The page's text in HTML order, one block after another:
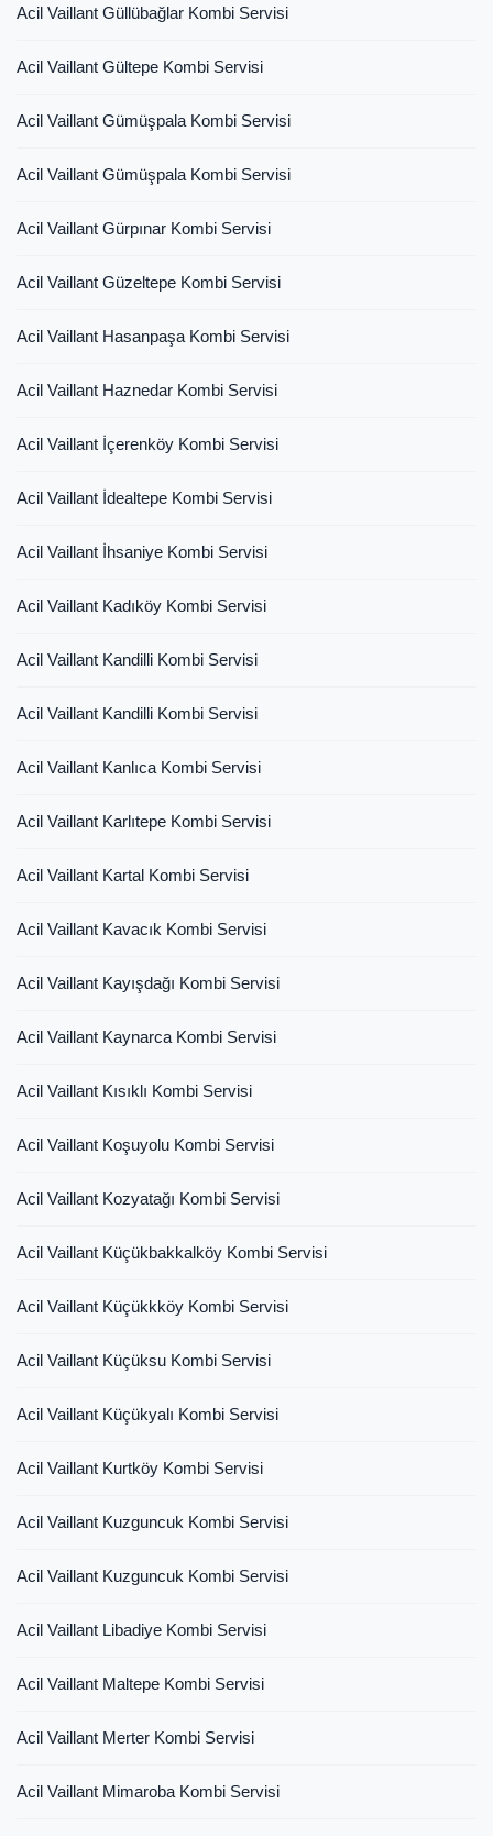
Acil Vaillant Güllübağlar Kombi Servisi
Acil Vaillant Gültepe Kombi Servisi
Acil Vaillant Gümüşpala Kombi Servisi
Acil Vaillant Gümüşpala Kombi Servisi
Acil Vaillant Gürpınar Kombi Servisi
Acil Vaillant Güzeltepe Kombi Servisi
Acil Vaillant Hasanpaşa Kombi Servisi
Acil Vaillant Haznedar Kombi Servisi
Acil Vaillant İçerenköy Kombi Servisi
Acil Vaillant İdealtepe Kombi Servisi
Acil Vaillant İhsaniye Kombi Servisi
Acil Vaillant Kadıköy Kombi Servisi
Acil Vaillant Kandilli Kombi Servisi
Acil Vaillant Kandilli Kombi Servisi
Acil Vaillant Kanlıca Kombi Servisi
Acil Vaillant Karlıtepe Kombi Servisi
Acil Vaillant Kartal Kombi Servisi
Acil Vaillant Kavacık Kombi Servisi
Acil Vaillant Kayışdağı Kombi Servisi
Acil Vaillant Kaynarca Kombi Servisi
Acil Vaillant Kısıklı Kombi Servisi
Acil Vaillant Koşuyolu Kombi Servisi
Acil Vaillant Kozyatağı Kombi Servisi
Acil Vaillant Küçükbakkalköy Kombi Servisi
Acil Vaillant Küçükkköy Kombi Servisi
Acil Vaillant Küçüksu Kombi Servisi
Acil Vaillant Küçükyalı Kombi Servisi
Acil Vaillant Kurtköy Kombi Servisi
Acil Vaillant Kuzguncuk Kombi Servisi
Acil Vaillant Kuzguncuk Kombi Servisi
Acil Vaillant Libadiye Kombi Servisi
Acil Vaillant Maltepe Kombi Servisi
Acil Vaillant Merter Kombi Servisi
Acil Vaillant Mimaroba Kombi Servisi